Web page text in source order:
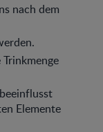
nach dem
Elemente